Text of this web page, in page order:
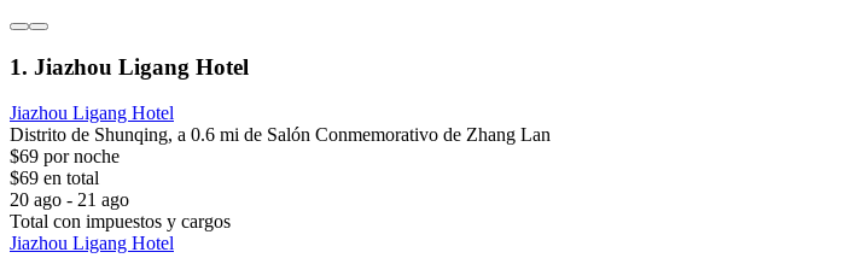
1. Jiazhou Ligang Hotel
Jiazhou Ligang Hotel
Distrito de Shunqing, a 0.6 mi de Salón Conmemorativo de Zhang Lan
$69 por noche
$69 en total
20 ago - 21 ago
Total con impuestos y cargos
Jiazhou Ligang Hotel